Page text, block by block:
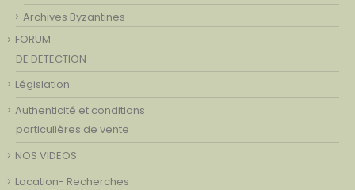
Archives Byzantines
FORUM
DE DETECTION
Législation
Authenticité et conditions
particulières de vente
NOS VIDEOS
Location- Recherches